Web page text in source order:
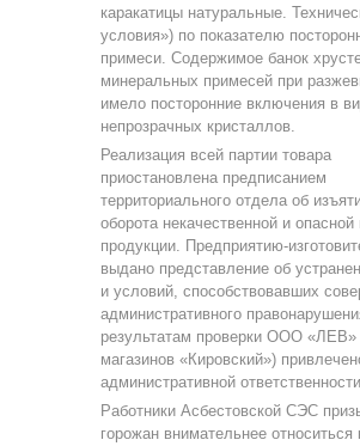
каракатицы натуральные.
условия») по показателю
примеси. Содержимое банок
минеральных примесей при
имело посторонние включения в
непрозрачных кристаллов.
Реализация всей партии товара
приостановлена предписанием
территориального отдела об
оборота некачественной и
продукции. Предприятию-
выдано представление об
и условий, способствовавших
административного
результатам проверки ООО «ЛЕВ»
магазинов «Кировский»)
административной
Работники Асбестовской СЭС
горожан внимательнее относиться